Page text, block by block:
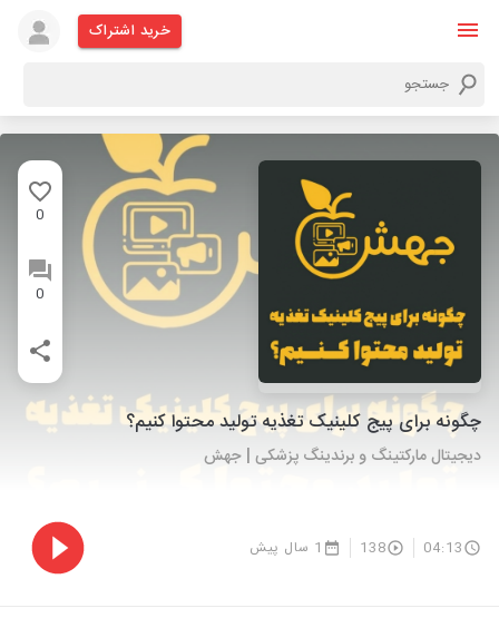
خرید اشتراک
0
0
چگونه برای پیج کلینیک تغذیه تولید محتوا کنیم؟
دیجیتال مارکتینگ و برندینگ پزشکی | جهش
04:13
138 1 سال پیش